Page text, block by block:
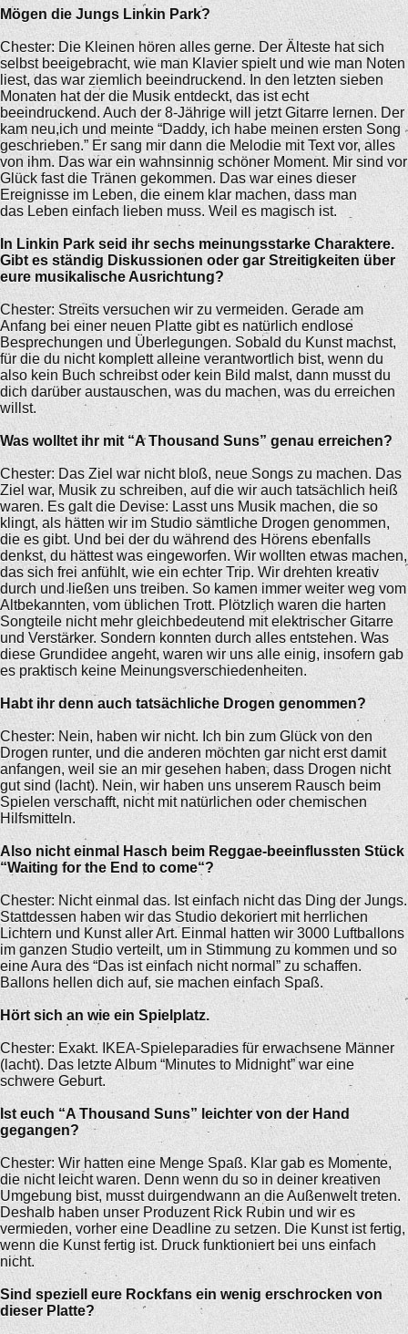
Mögen die Jungs Linkin Park?
Chester: Die Kleinen hören alles gerne. Der Älteste hat sich
selbst beeigebracht, wie man Klavier spielt und wie man Noten
liest, das war ziemlich beeindruckend. In den letzten sieben
Monaten hat der die Musik entdeckt, das ist echt
beeindruckend. Auch der 8-Jährige will jetzt Gitarre lernen. Der
kam neu,ich und meinte “Daddy, ich habe meinen ersten Song
geschrieben.” Er sang mir dann die Melodie mit Text vor, alles
von ihm. Das war ein wahnsinnig schöner Moment. Mir sind vor
Glück fast die Tränen gekommen. Das war eines dieser
Ereignisse im Leben, die einem klar machen, dass man
das Leben einfach lieben muss. Weil es magisch ist.
In Linkin Park seid ihr sechs meinungsstarke Charaktere.
Gibt es ständig Diskussionen oder gar Streitigkeiten über
eure musikalische Ausrichtung?
Chester: Streits versuchen wir zu vermeiden. Gerade am
Anfang bei einer neuen Platte gibt es natürlich endlose
Besprechungen und Überlegungen. Sobald du Kunst machst,
für die du nicht komplett alleine verantwortlich bist, wenn du
also kein Buch schreibst oder kein Bild malst, dann musst du
dich darüber austauschen, was du machen, was du erreichen
willst.
Was wolltet ihr mit “A Thousand Suns” genau erreichen?
Chester: Das Ziel war nicht bloß, neue Songs zu machen. Das
Ziel war, Musik zu schreiben, auf die wir auch tatsächlich heiß
waren. Es galt die Devise: Lasst uns Musik machen, die so
klingt, als hätten wir im Studio sämtliche Drogen genommen,
die es gibt. Und bei der du während des Hörens ebenfalls
denkst, du hättest was eingeworfen. Wir wollten etwas machen,
das sich frei anfühlt, wie ein echter Trip. Wir drehten kreativ
durch und ließen uns treiben. So kamen immer weiter weg vom
Altbekannten, vom üblichen Trott. Plötzlich waren die harten
Songteile nicht mehr gleichbedeutend mit elektrischer Gitarre
und Verstärker. Sondern konnten durch alles entstehen. Was
diese Grundidee angeht, waren wir uns alle einig, insofern gab
es praktisch keine Meinungsverschiedenheiten.
Habt ihr denn auch tatsächliche Drogen genommen?
Chester: Nein, haben wir nicht. Ich bin zum Glück von den
Drogen runter, und die anderen möchten gar nicht erst damit
anfangen, weil sie an mir gesehen haben, dass Drogen nicht
gut sind (lacht). Nein, wir haben uns unserem Rausch beim
Spielen verschafft, nicht mit natürlichen oder chemischen
Hilfsmitteln.
Also nicht einmal Hasch beim Reggae-beeinflussten Stück
“Waiting for the End to come“?
Chester: Nicht einmal das. Ist einfach nicht das Ding der Jungs.
Stattdessen haben wir das Studio dekoriert mit herrlichen
Lichtern und Kunst aller Art. Einmal hatten wir 3000 Luftballons
im ganzen Studio verteilt, um in Stimmung zu kommen und so
eine Aura des “Das ist einfach nicht normal” zu schaffen.
Ballons hellen dich auf, sie machen einfach Spaß.
Hört sich an wie ein Spielplatz.
Chester: Exakt. IKEA-Spieleparadies für erwachsene Männer
(lacht). Das letzte Album “Minutes to Midnight” war eine
schwere Geburt.
Ist euch “A Thousand Suns” leichter von der Hand
gegangen?
Chester: Wir hatten eine Menge Spaß. Klar gab es Momente,
die nicht leicht waren. Denn wenn du so in deiner kreativen
Umgebung bist, musst duirgendwann an die Außenwelt treten.
Deshalb haben unser Produzent Rick Rubin und wir es
vermieden, vorher eine Deadline zu setzen. Die Kunst ist fertig,
wenn die Kunst fertig ist. Druck funktioniert bei uns einfach
nicht.
Sind speziell eure Rockfans ein wenig erschrocken von
dieser Platte?